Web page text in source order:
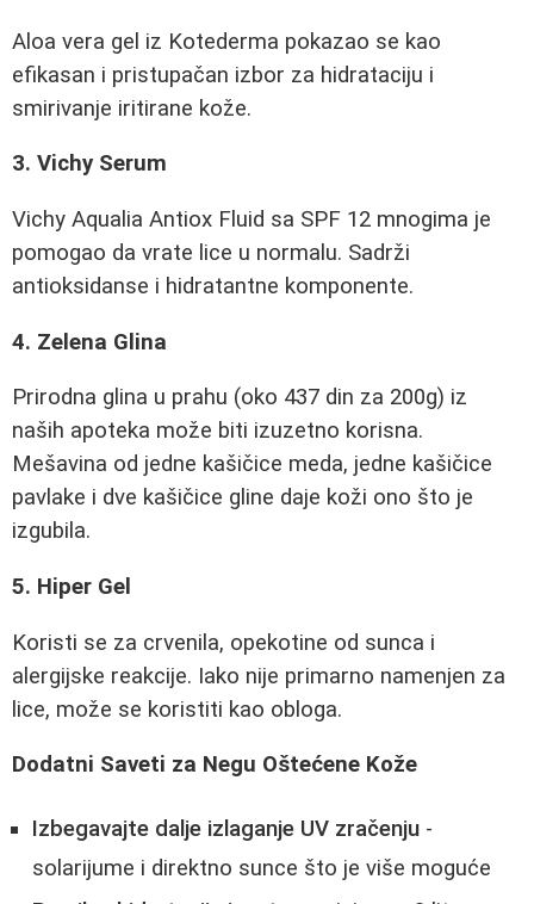
Aloa vera gel iz Kotederma pokazao se kao
efikasan i pristupačan izbor za hidrataciju i
smirivanje iritirane kože.
3. Vichy Serum
Vichy Aqualia Antiox Fluid sa SPF 12 mnogima je
pomogao da vrate lice u normalu. Sadrži
antioksidanse i hidratantne komponente.
4. Zelena Glina
Prirodna glina u prahu (oko 437 din za 200g) iz
naših apoteka može biti izuzetno korisna.
Mešavina od jedne kašičice meda, jedne kašičice
pavlake i dve kašičice gline daje koži ono što je
izgubila.
5. Hiper Gel
Koristi se za crvenila, opekotine od sunca i
alergijske reakcije. Iako nije primarno namenjen za
lice, može se koristiti kao obloga.
Dodatni Saveti za Negu Oštećene Kože
Izbegavajte dalje izlaganje UV zračenju -
solarijume i direktno sunce što je više moguće